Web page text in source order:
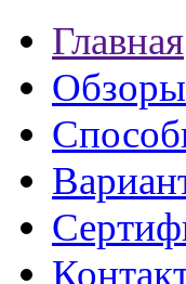
Главная
Обзоры